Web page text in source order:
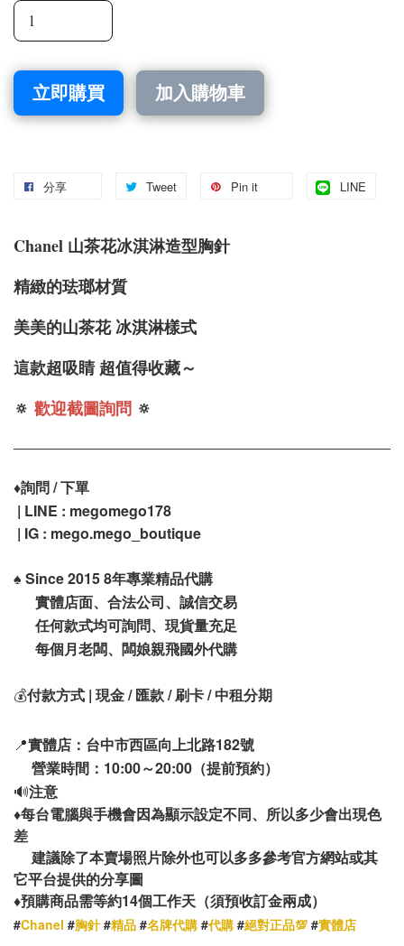
立即購買 加入購物車
分享 Tweet Pin it LINE
Chanel 山茶花冰淇淋造型胸針
精緻的珐瑯材質
美美的山茶花 冰淇淋樣式
這款超吸睛 超值得收藏～
🔅 歡迎截圖詢問 🔅
♦️詢問 / 下單
| LINE : megomego178
| IG : mego.mego_boutique
♠️ Since 2015 8年專業精品代購
實體店面、合法公司、誠信交易
任何款式均可詢問、現貨量充足
每個月老闆、闆娘親飛國外代購
💰付款方式 | 現金 / 匯款 / 刷卡 / 中租分期
📍實體店：台中市西區向上北路182號
營業時間：10:00～20:00（提前預約）
🔊注意
♦️每台電腦與手機會因為顯示設定不同、所以多少會出現色
差
建議除了本賣場照片除外也可以多多參考官方網站或其
它平台提供的分享圖
♦️預購商品需等約14個工作天（須預收訂金兩成）
#Chanel #胸針#精品 #名牌代購 #代購 #絕對正品💯 #實體店